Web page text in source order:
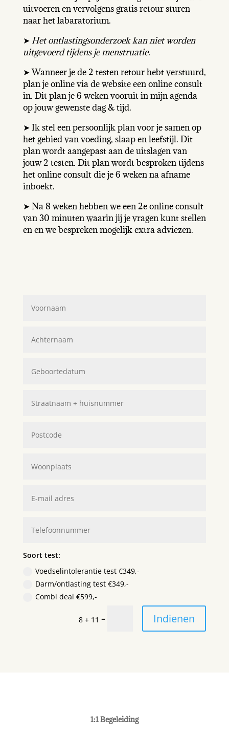
uitvoeren en vervolgens gratis retour sturen
naar het labaratorium.
➤Het ontlastingsonderzoek kan niet worden
uitgevoerd tijdens je menstruatie.
➤ Wanneer je de 2 testen retour hebt verstuurd,
plan je online via de website een online consult
in. Dit plan je 6 weken vooruit in mijn agenda
op jouw gewenste dag & tijd.
➤ Ik stel een persoonlijk plan voor je samen op
het gebied van voeding, slaap en leefstijl. Dit
plan wordt aangepast aan de uitslagen van
jouw 2 testen. Dit plan wordt besproken tijdens
het online consult die je 6 weken na afname
inboekt.
➤ Na 8 weken hebben we een 2e online consult
van 30 minuten waarin jij je vragen kunt stellen
en en we bespreken mogelijk extra adviezen.
Soort test:
Voedselintolerantie test €349,-
Darm/ontlasting test €349,-
Combi deal €599,-
8 + 11 = Indienen
1:1 Begeleiding